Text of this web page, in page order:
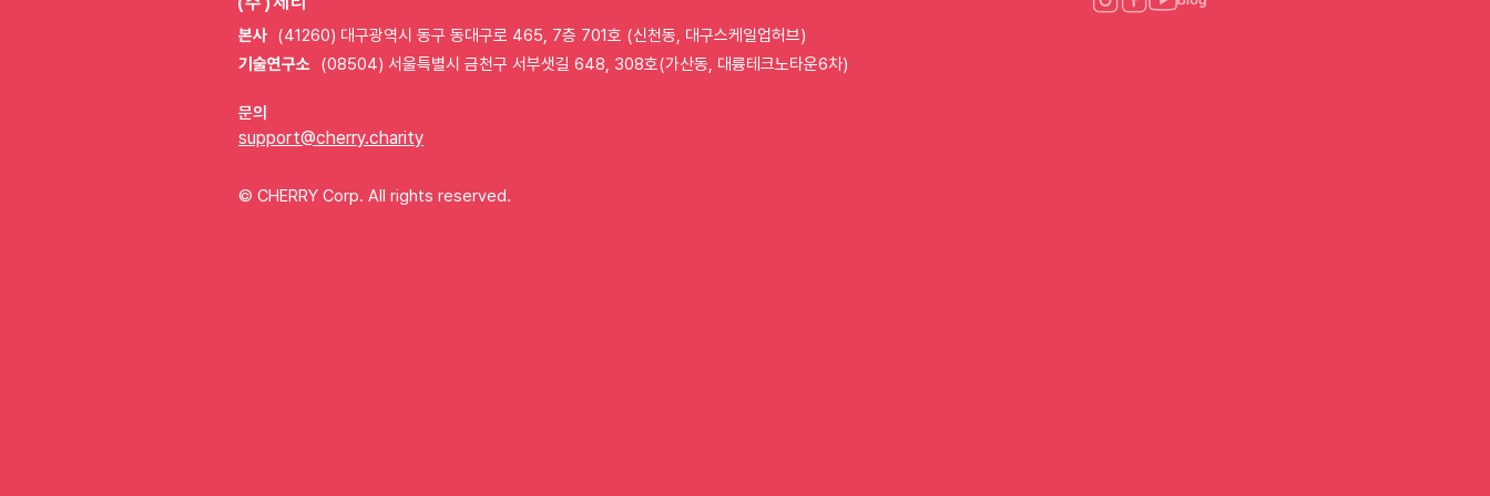
본사 (41260) 대구광역시 동구 동대구로 465, 7층 701호 (신천동, 대구스케일업허브)
기술연구소 (08504) 서울특별시 금천구 서부샛길 648, 308호(가산동, 대륭테크노타운6차)
문의
support@cherry.charity
© CHERRY Corp. All rights reserved.